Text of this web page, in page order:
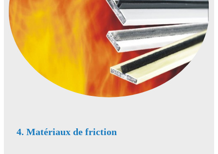
4. Matériaux de friction